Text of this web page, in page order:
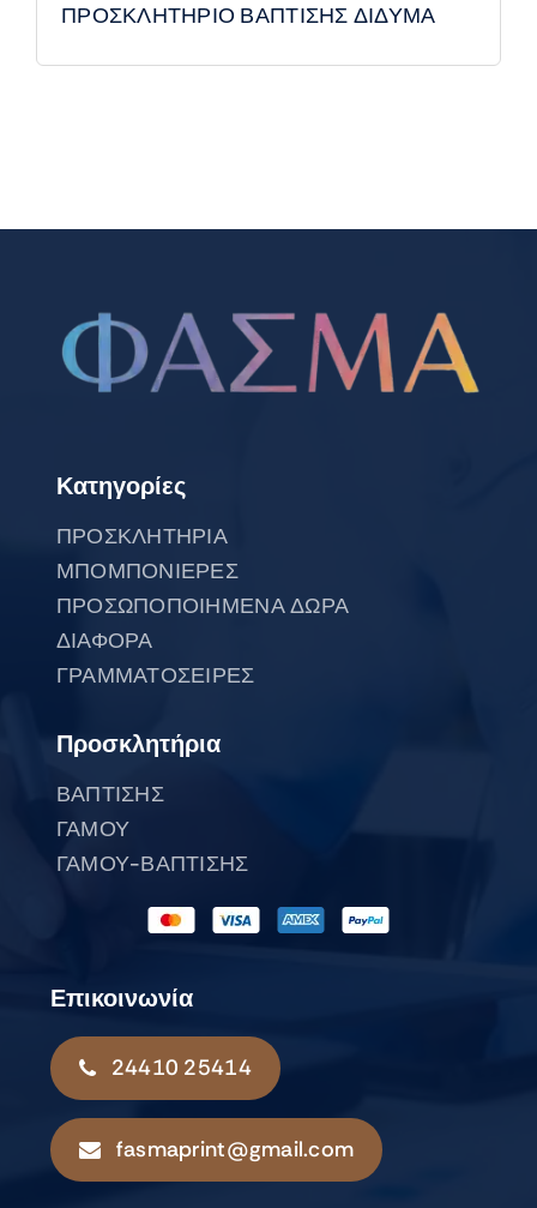
ΠΡΟΣΚΛΗΤΗΡΙΟ ΒΑΠΤΙΣΗΣ ΔΙΔΥΜΑ
Κατηγορίες
ΠΡΟΣΚΛΗΤΗΡΙΑ
ΜΠΟΜΠΟΝΙΕΡΕΣ
ΠΡΟΣΩΠΟΠΟΙΗΜΕΝΑ ΔΩΡΑ
ΔΙΑΦΟΡΑ
ΓΡΑΜΜΑΤΟΣΕΙΡΕΣ
Προσκλητήρια
ΒΑΠΤΙΣΗΣ
ΓΑΜΟΥ
ΓΑΜΟΥ-ΒΑΠΤΙΣΗΣ
Επικοινωνία
24410 25414
fasmaprint@gmail.com